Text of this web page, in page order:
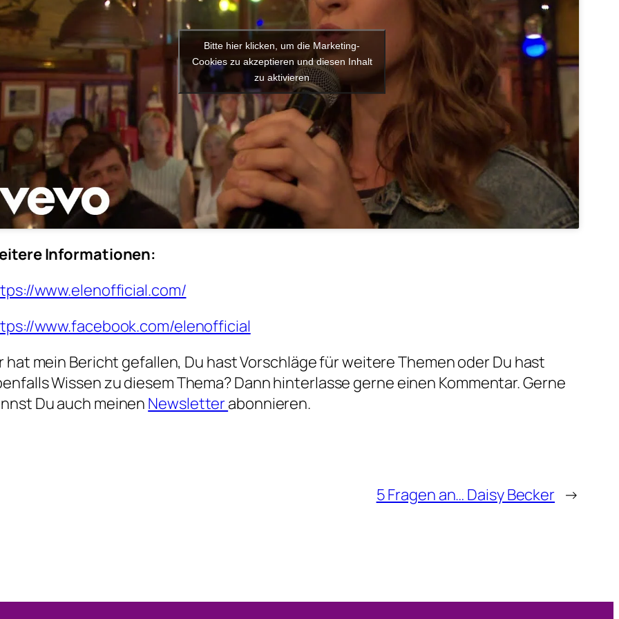
Bitte hier klicken, um die Marketing-
Cookies zu akzeptieren und diesen Inhalt
zu aktivieren
Informationen:
www.elenofficial.com/
www.facebook.com/elenofficial
hat mein Bericht gefallen, Du hast Vorschläge für weitere Themen oder Du hast
Wissen zu diesem Thema? Dann hinterlasse gerne einen Kommentar. Gerne
Du auch meinen Newsletterabonnieren.
5 Fragen an… Daisy Becker →